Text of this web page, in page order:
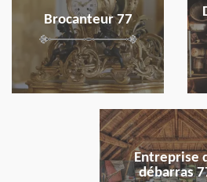
Brocanteur 77
Entreprise
débarras
en savoir plus